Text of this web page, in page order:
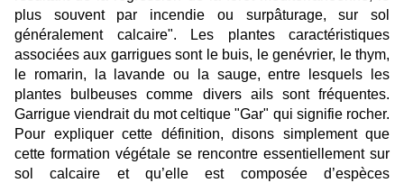
plus souvent par incendie ou surpâturage, sur sol
généralement calcaire". Les plantes caractéristiques
associées aux garrigues sont le buis, le genévrier, le thym,
le romarin, la lavande ou la sauge, entre lesquels les
plantes bulbeuses comme divers ails sont fréquentes.
Garrigue viendrait du mot celtique "Gar" qui signifie rocher.
Pour expliquer cette définition, disons simplement que
cette formation végétale se rencontre essentiellement sur
sol calcaire et qu’elle est composée d’espèces